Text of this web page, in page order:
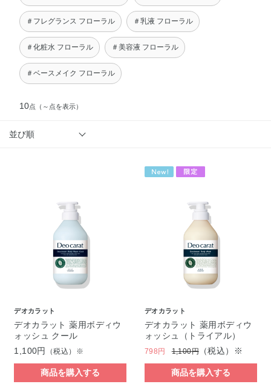
＃フレグランス フローラル ＃乳液 フローラル
＃化粧水 フローラル ＃美容液 フローラル
＃ベースメイク フローラル
10点 （～点を表示）
並び順
デオカラット
デオカラット 薬用ボディウ
ォッシュ クール
1,100円
（税込）※
商品を購入する
デオカラット
デオカラット 薬用ボディウ
ォッシュ（トライアル）
798円 1,100円（税込）※
商品を購入する